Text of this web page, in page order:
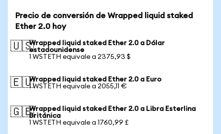
Precio de conversión de Wrapped liquid staked
Ether 2.0 hoy
🇺🇸Wrapped liquid staked Ether 2.0 a Dólar
estadounidense
1 WSTETH equivale a 2375,93 $
🇪🇺Wrapped liquid staked Ether 2.0 a Euro
1 WSTETH equivale a 2055,11 €
🇬🇧Wrapped liquid staked Ether 2.0 a Libra Esterlina
Británica
1 WSTETH equivale a 1760,99 £